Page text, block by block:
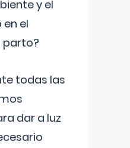
y el
el
parto?
todas las
dar a luz